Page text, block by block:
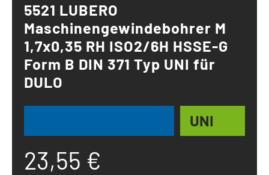
5521 LUBERO
Maschinengewindebohrer M
1,7x0,35 RH ISO2/6H HSSE-G
Form B DIN 371 Typ UNI für
DULO
UNI
23,55 €